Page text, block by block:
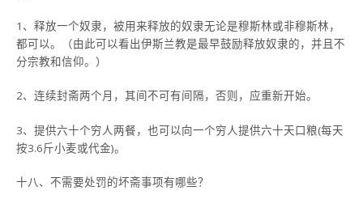
1、释放一个奴隶，被用来释放的奴隶无论是穆斯林或非穆斯林，
都可以。（由此可以看出伊斯兰教是最早鼓励释放奴隶的，并且不
分宗教和信仰。）
2、连续封斋两个月，其间不可有间隔，否则，应重新开始。
3、提供六十个穷人两餐，也可以向一个穷人提供六十天口粮(每天
按3.6斤小麦或代金)。
十八、不需要处罚的坏斋事项有哪些？